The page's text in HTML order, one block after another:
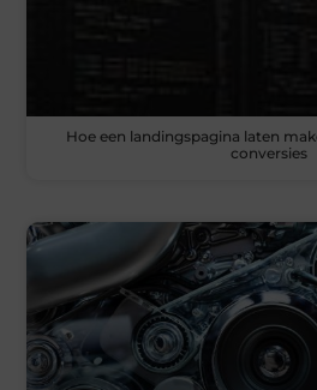
Hoe een landingspagina laten
conversies